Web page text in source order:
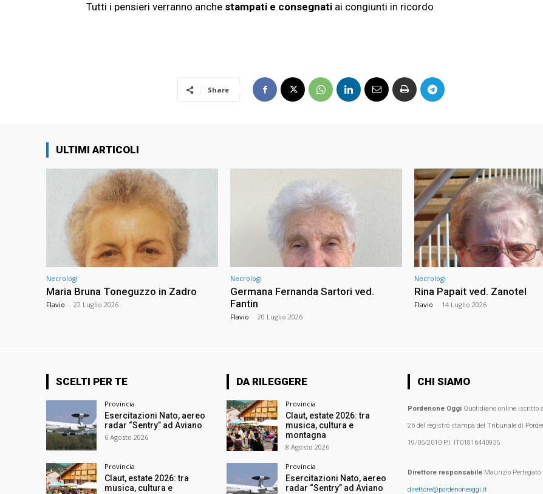
Tutti i pensieri verranno anche stampati e consegnati ai congiunti in ricordo
Share
ULTIMI ARTICOLI
Necrologi
Maria Bruna Toneguzzo in Zadro
Flavio - 22 Luglio 2026
Necrologi
Germana Fernanda Sartori ved.
Fantin
Flavio - 20 Luglio 2026
Necrologi
Rina Papait ved. Zanotel
Flavio - 14 Luglio 2026
SCELTI PER TE
Provincia
Esercitazioni Nato, aereo
radar “Sentry” ad Aviano
6 Agosto 2026
Provincia
Claut, estate 2026: tra
musica, cultura e
DA RILEGGERE
Provincia
Claut, estate 2026: tra
musica, cultura e
montagna
8 Agosto 2026
Provincia
Esercitazioni Nato, aereo
radar “Sentry” ad Aviano
CHI SIAMO
Pordenone OggiQuotidiano online iscritto
26 del registro stampa del Tribunale di
19/05/2010 P.I. IT01816440935
Direttore responsabileMaurizio Pertegato
direttore@pordenoneoggi.it